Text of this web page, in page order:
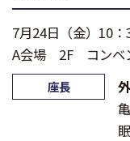
7月24日（金）10
A会場 2F コンベ
座長